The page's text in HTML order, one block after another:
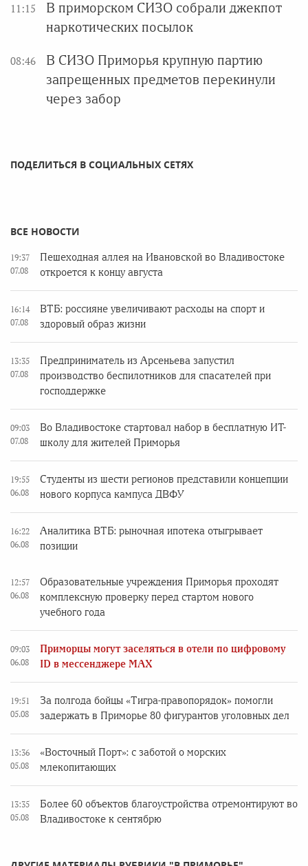
11:15
В приморском СИЗО собрали джекпот
наркотических посылок
08:46
В СИЗО Приморья крупную партию
запрещенных предметов перекинули
через забор
ПОДЕЛИТЬСЯ В СОЦИАЛЬНЫХ СЕТЯХ
ВСЕ НОВОСТИ
19:37
07.08
Пешеходная аллея на Ивановской во Владивостоке
откроется к концу августа
16:14
07.08
ВТБ: россияне увеличивают расходы на спорт и
здоровый образ жизни
13:35
07.08
Предприниматель из Арсеньева запустил
производство беспилотников для спасателей при
господдержке
09:03
07.08
Во Владивостоке стартовал набор в бесплатную ИТ-
школу для жителей Приморья
19:55
06.08
Студенты из шести регионов представили концепции
нового корпуса кампуса ДВФУ
16:22
06.08
Аналитика ВТБ: рыночная ипотека отыгрывает
позиции
12:57
06.08
Образовательные учреждения Приморья проходят
комплексную проверку перед стартом нового
учебного года
09:03
06.08
Приморцы могут заселяться в отели по цифровому
ID в мессенджере MAX
19:51
05.08
За полгода бойцы «Тигра-правопорядок» помогли
задержать в Приморье 80 фигурантов уголовных дел
13:36
05.08
«Восточный Порт»: с заботой о морских
млекопитающих
13:35
05.08
Более 60 объектов благоустройства отремонтируют во
Владивостоке к сентябрю